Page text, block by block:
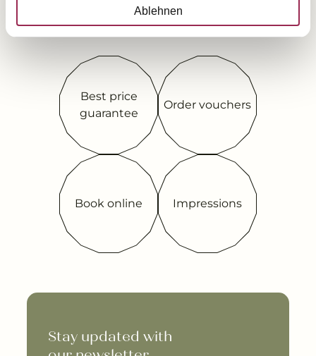
Ablehnen
---
Best price
guarantee
Order vouchers
Book online Impressions
Stay updated with